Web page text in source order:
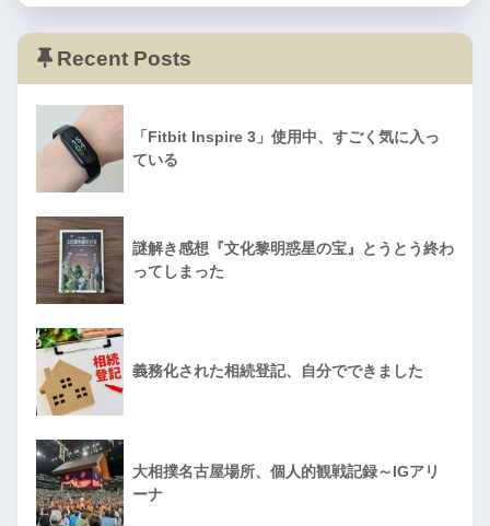
Recent Posts
「Fitbit Inspire 3」使用中、すごく気に入っ
ている
謎解き感想『文化黎明惑星の宝』とうとう終わ
ってしまった
義務化された相続登記、自分でできました
大相撲名古屋場所、個人的観戦記録～IGアリ
ーナ